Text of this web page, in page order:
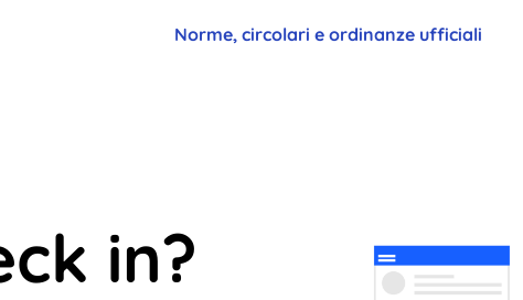
Norme, circolari e ordinanze ufficiali
in?